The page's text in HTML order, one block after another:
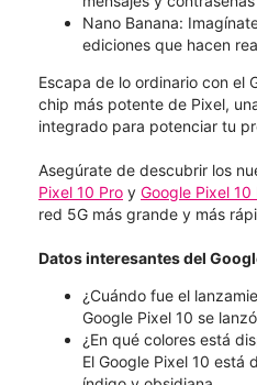
Nano Banana:
ediciones que hacen
Escapa de lo ordinario con el
chip más potente de Pixel,
integrado para potenciar tu
Asegúrate de descubrir los
Pixel 10 Pro y Google Pixel 10
red 5G más grande y más
Datos interesantes del
¿Cuándo fue el
Google Pixel 10 se
¿En qué colores está
El Google Pixel 10 está